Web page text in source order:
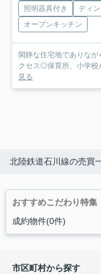
照明器具付き
ディ
オープンキッチン
閑静な住宅地でありな
クセス◎保育所、小学校
見る
北陸鉄道石川線の売買
おすすめこだわり特集
成約物件(0件)
市区町村から探す